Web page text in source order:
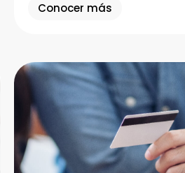
Conocer más